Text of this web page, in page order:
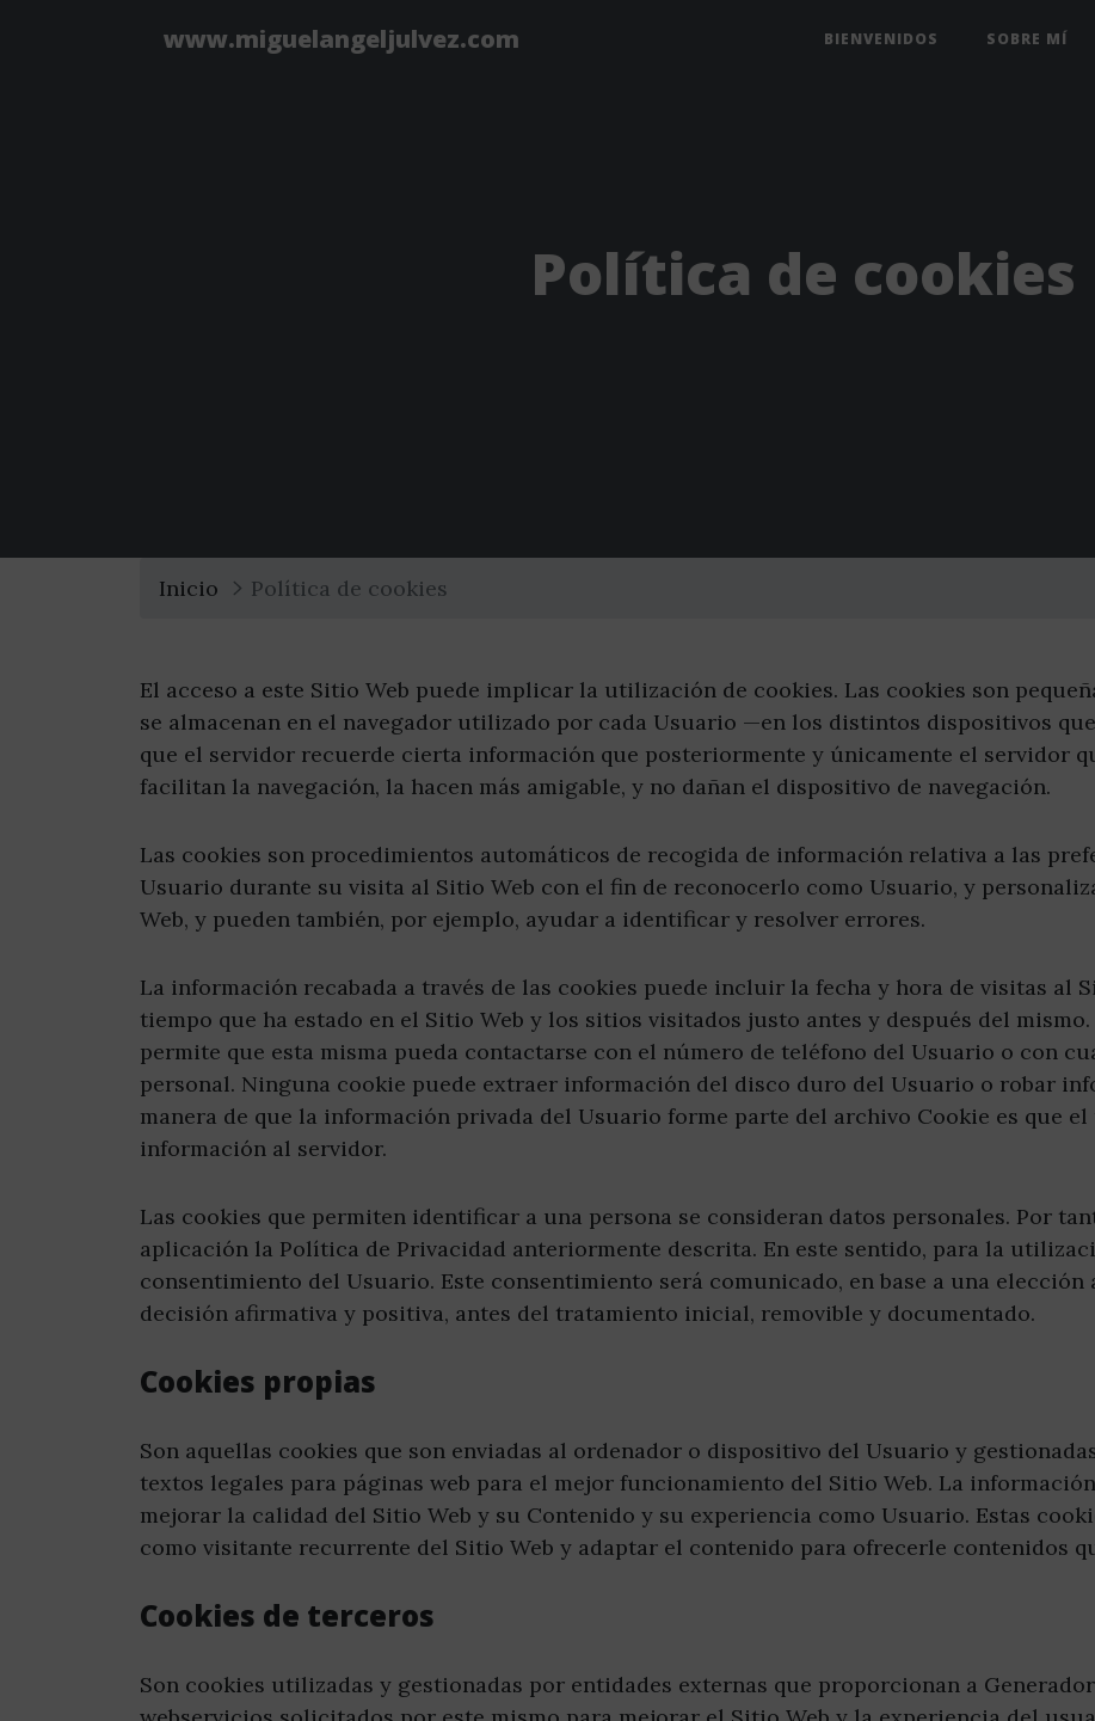
www.miguelangeljulvez.com BIENVENIDOS SOBRE MÍ
Política de cookies
Inicio Política de cookies
El acceso a este Sitio Web puede implicar la utilización de cookies. Las cookies son
se almacenan en el navegador utilizado por cada Usuario —en los distintos dispositivos
que el servidor recuerde cierta información que posteriormente y únicamente el servidor
facilitan la navegación, la hacen más amigable, y no dañan el dispositivo de navegación.
Las cookies son procedimientos automáticos de recogida de información relativa a las
Usuario durante su visita al Sitio Web con el fin de reconocerlo como Usuario, y
Web, y pueden también, por ejemplo, ayudar a identificar y resolver errores.
La información recabada a través de las cookies puede incluir la fecha y hora de visitas al
tiempo que ha estado en el Sitio Web y los sitios visitados justo antes y después del
permite que esta misma pueda contactarse con el número de teléfono del Usuario o con
personal. Ninguna cookie puede extraer información del disco duro del Usuario o robar
manera de que la información privada del Usuario forme parte del archivo Cookie es que
información al servidor.
Las cookies que permiten identificar a una persona se consideran datos personales. Por
aplicación la Política de Privacidad anteriormente descrita. En este sentido, para la
consentimiento del Usuario. Este consentimiento será comunicado, en base a una
decisión afirmativa y positiva, antes del tratamiento inicial, removible y documentado.
Cookies propias
Son aquellas cookies que son enviadas al ordenador o dispositivo del Usuario y
textos legales para páginas web para el mejor funcionamiento del Sitio Web. La
mejorar la calidad del Sitio Web y su Contenido y su experiencia como Usuario. Estas
como visitante recurrente del Sitio Web y adaptar el contenido para ofrecerle contenidos
Cookies de terceros
Son cookies utilizadas y gestionadas por entidades externas que proporcionan a